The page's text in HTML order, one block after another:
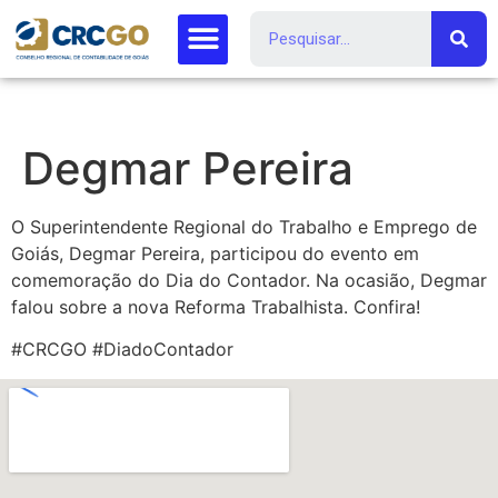
Degmar Pereira
O Superintendente Regional do Trabalho e Emprego de
Goiás, Degmar Pereira, participou do evento em
comemoração do Dia do Contador. Na ocasião, Degmar
falou sobre a nova Reforma Trabalhista. Confira!
#CRCGO #DiadoContador